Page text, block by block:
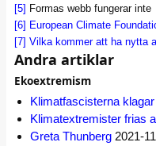
[5] Formas webb fungerar inte
[6] European Climate
[7] Vilka kommer att ha nytta
Andra artiklar
Ekoextremism
Klimatfascisterna klagar
Klimatextremister frias
Greta Thunberg 2021-